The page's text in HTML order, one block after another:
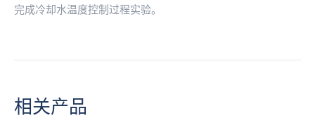
完成冷却水温度控制过程实验。
相关产品